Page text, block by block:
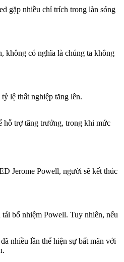
gặp nhiều chỉ trích trong làn sóng
không có nghĩa là chúng ta không
lệ thất nghiệp tăng lên.
hỗ trợ tăng trưởng, trong khi mức
Jerome Powell, người sẽ kết thúc
bổ nhiệm Powell. Tuy nhiên, nếu
nhiều lần thể hiện sự bất mãn với